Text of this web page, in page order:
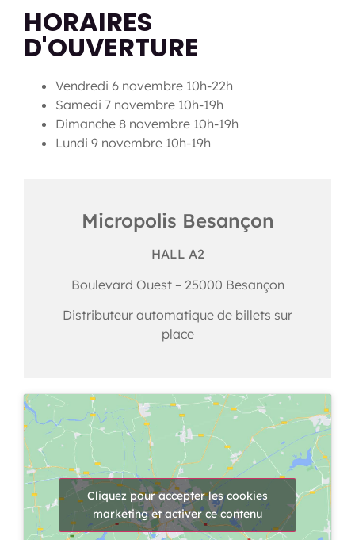
HORAIRES
D'OUVERTURE
Vendredi 6 novembre 10h-22h
Samedi 7 novembre 10h-19h
Dimanche 8 novembre 10h-19h
Lundi 9 novembre 10h-19h
Micropolis Besançon
HALL A2
Boulevard Ouest – 25000 Besançon
Distributeur automatique de billets sur
place
Cliquez pour accepter les cookies
marketing et activer ce contenu